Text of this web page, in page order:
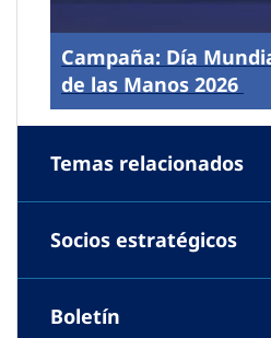
Campaña: Día
de las Manos 2026
Temas relacionados
Socios estratégicos
Boletín